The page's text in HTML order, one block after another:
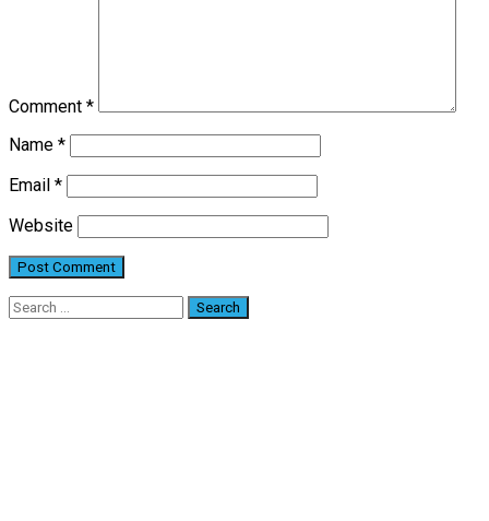
Comment *
Name *
Email *
Website
Search